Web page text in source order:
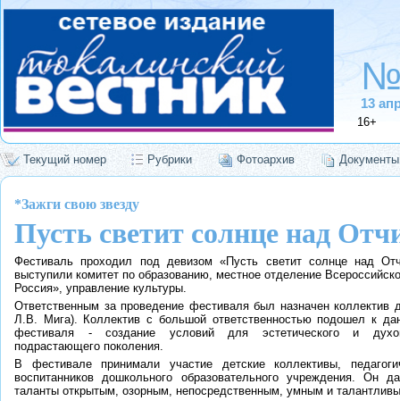
13
16+
Текущий номер Рубрики Фотоархив Документы
*Зажги свою звезду
Пусть светит солнце над
Фестиваль проходил под девизом «Пусть светит солнце над
выступили комитет по образованию, местное отделение
Россия», управление культуры.
Ответственным за проведение фестиваля был назначен
Л.В. Мига). Коллектив с большой ответственностью подошел к
фестиваля - создание условий для эстетического и
подрастающего поколения.
В фестивале принимали участие детские коллективы,
воспитанников дошкольного образовательного учреждения. Он
таланты открытым, озорным, непосредственным, умным и